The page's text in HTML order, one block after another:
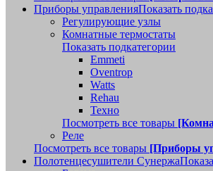
Приборы управленияПоказать
Регулирующие узлы
Комнатные термостаты
Показать подкатегории
Emmeti
Oventrop
Watts
Rehau
Техно
Посмотреть все товары
Реле
Посмотреть все товары [Приборы
Полотенцесушители Сунержа